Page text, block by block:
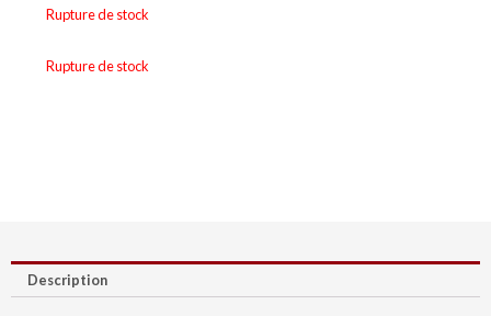
Rupture de stock
Rupture de stock
Description